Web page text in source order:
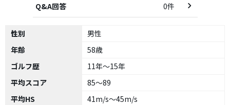
Q&A回答 0件
性別
男性
年齢
58歳
ゴルフ歴
11年～15年
平均スコア
85～89
平均HS
41m/s～45m/s